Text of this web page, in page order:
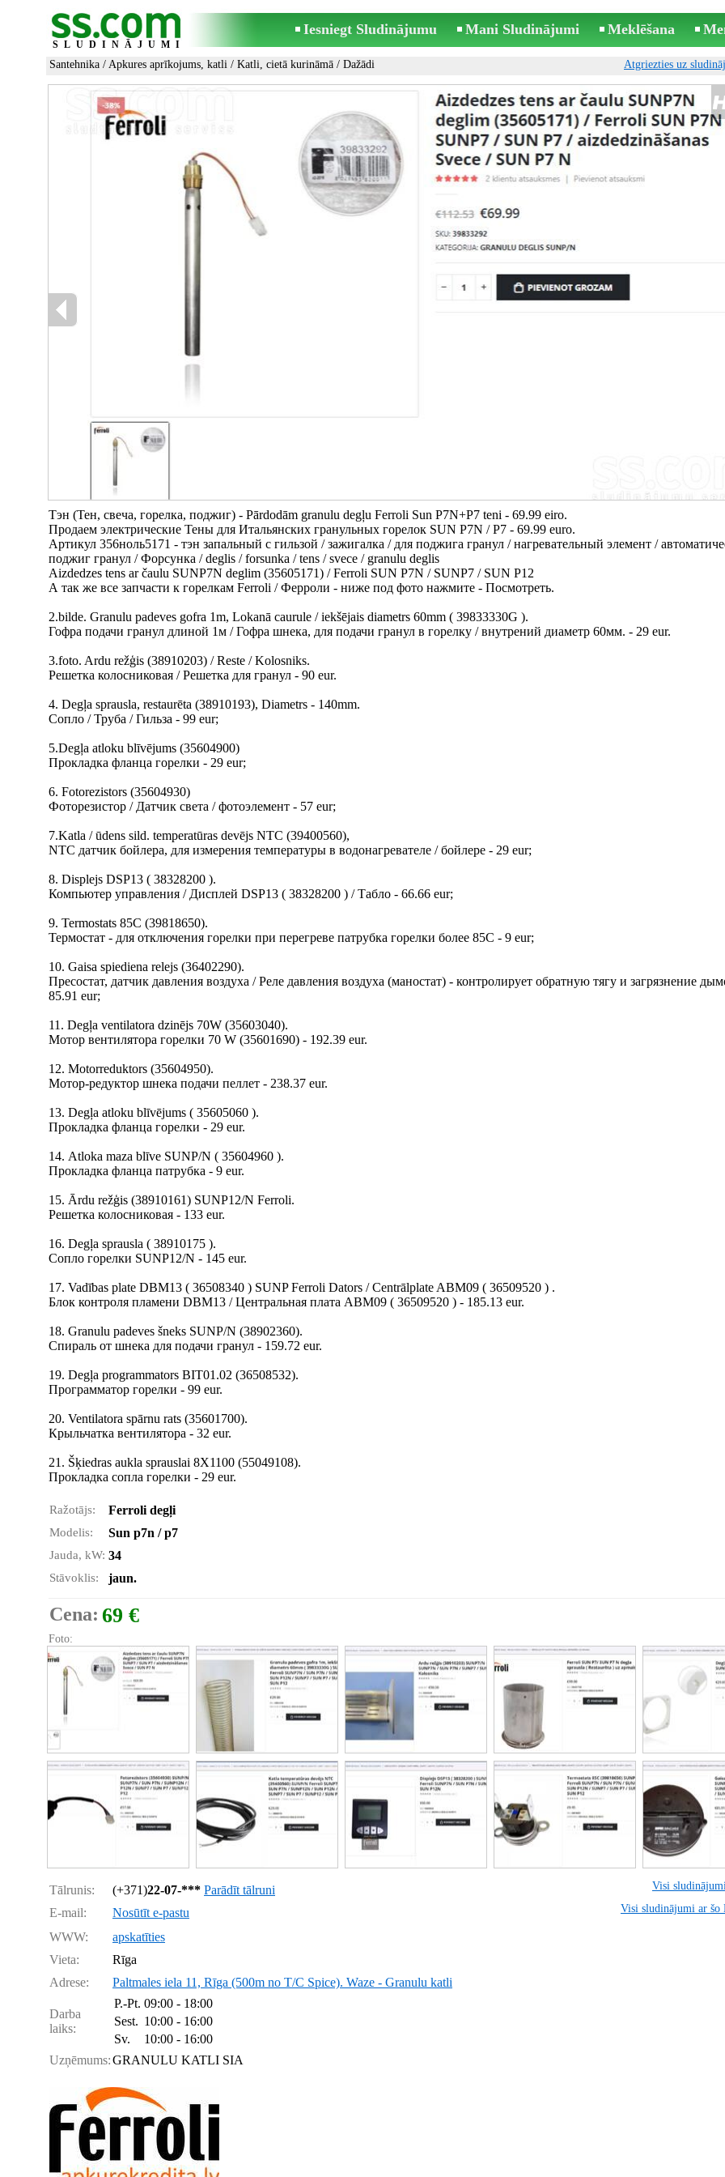
SLUDINĀJUMI
Iesniegt Sludinājumu Mani Sludinājumi Meklēšana
Santehnika / Apkures aprīkojums, katli / Katli, cietā kurināmā / Dažādi Atgriezties uz
Тэн (Тен, свеча, горелка, поджиг) - Pārdodām granulu degļu Ferroli Sun P7N+P7 teni - 69.99 eiro.
Продаем электрические Тены для Итальянских гранульных горелок SUN P7N / P7 - 69.99 euro.
Артикул 356ноль5171 - тэн запальный с гильзой / зажигалка / для поджига гранул / нагревательный элемент /
поджиг гранул / Форсунка / deglis / forsunka / tens / svece / granulu deglis
Aizdedzes tens ar čaulu SUNP7N deglim (35605171) / Ferroli SUN P7N / SUNP7 / SUN P12
А так же все запчасти к горелкам Ferroli / Ферроли - ниже под фото нажмите - Посмотреть.
2.bilde. Granulu padeves gofra 1m, Lokanā caurule / iekšējais diametrs 60mm ( 39833330G ).
Гофра подачи гранул длиной 1м / Гофра шнека, для подачи гранул в горелку / внутрений диаметр 60мм. - 29 eur.
3.foto. Ardu režģis (38910203) / Reste / Kolosniks.
Решетка колосниковая / Решетка для гранул - 90 eur.
4. Degļa sprausla, restaurēta (38910193), Diametrs - 140mm.
Сопло / Труба / Гильза - 99 eur;
5.Degļa atloku blīvējums (35604900)
Прокладка фланца горелки - 29 eur;
6. Fotorezistors (35604930)
Фоторезистор / Датчик света / фотоэлемент - 57 eur;
7.Katla / ūdens sild. temperatūras devējs NTC (39400560),
NTC датчик бойлера, для измерения температуры в водонагревателе / бойлере - 29 eur;
8. Displejs DSP13 ( 38328200 ).
Компьютер управления / Дисплей DSP13 ( 38328200 ) / Табло - 66.66 eur;
9. Termostats 85С (39818650).
Термостат - для отключения горелки при перегреве патрубка горелки более 85С - 9 eur;
10. Gaisa spiediena relejs (36402290).
Пресостат, датчик давления воздуха / Реле давления воздуха (маностат) - контролирует обратную тягу и загрязнение
85.91 eur;
11. Degļa ventilatora dzinējs 70W (35603040).
Мотор вентилятора горелки 70 W (35601690) - 192.39 eur.
12. Motorreduktors (35604950).
Мотор-редуктор шнека подачи пеллет - 238.37 eur.
13. Degļa atloku blīvējums ( 35605060 ).
Прокладка фланца горелки - 29 eur.
14. Аtloka maza blīve SUNP/N ( 35604960 ).
Прокладка фланца патрубка - 9 eur.
15. Ārdu režģis (38910161) SUNP12/N Ferroli.
Решетка колосниковая - 133 eur.
16. Degļa sprausla ( 38910175 ).
Сопло горелки SUNP12/N - 145 eur.
17. Vadības plate DBM13 ( 36508340 ) SUNP Ferroli Dators / Сentrālplate ABM09 ( 36509520 ) .
Блок контроля пламени DBM13 / Центральная плата ABM09 ( 36509520 ) - 185.13 eur.
18. Granulu padeves šneks SUNP/N (38902360).
Спираль от шнека для подачи гранул - 159.72 eur.
19. Degļa programmators BIT01.02 (36508532).
Программатор горелки - 99 eur.
20. Ventilatora spārnu rats (35601700).
Крыльчатка вентилятора - 32 eur.
21. Šķiedras aukla sprauslai 8X1100 (55049108).
Прокладка сопла горелки - 29 eur.
Ražotājs: Ferroli degļi
Modelis: Sun p7n / p7
Jauda, kW: 34
Stāvoklis: jaun.
Cena: 69 €
Foto:
Tālrunis: (+371)22-07-*** Parādīt tālruni Visi
E-mail: Nosūtīt e-pastu Visi sludinājumi ar šo
WWW:
apskatīties
Vieta:
Rīga
Adrese:
Paltmales iela 11, Rīga (500m no T/C Spice). Waze - Granulu katli
Darba
laiks:
P.-Pt. 09:00 - 18:00
Sest. 10:00 - 16:00
Sv.
10:00 - 16:00
Uzņēmums:GRANULU KATLI SIA